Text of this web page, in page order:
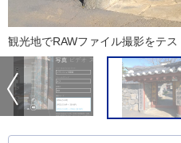
観光地でRAWファイル撮影をテス